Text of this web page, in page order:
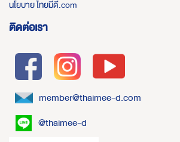
นโยบาย ไทยมีดี.com
ติดต่อเรา
member@thaimee-d.com
@thaimee-d